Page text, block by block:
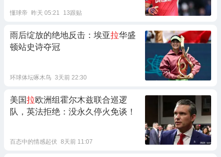
懂球帝 昨天 05:21 13跟贴
雨后绽放的绝地反击：埃亚拉华盛
顿站史诗夺冠
环球体坛啄木鸟 3天前 22:30
美国拉欧洲组霍尔木兹联合巡逻
队，英法拒绝：没永久停火免谈！
百态中的情感起伏 8天前 11:07